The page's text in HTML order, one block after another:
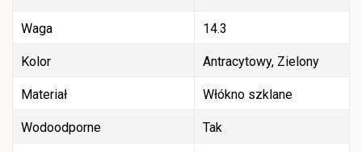
Waga 14.3
Kolor Antracytowy, Zielony
Materiał Włókno szklane
Wodoodporne Tak